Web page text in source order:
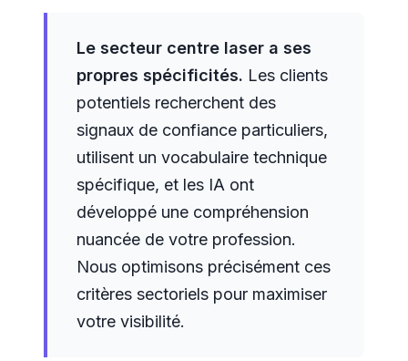
Le secteur centre laser a ses
propres spécificités. Les clients
potentiels recherchent des
signaux de confiance particuliers,
utilisent un vocabulaire technique
spécifique, et les IA ont
développé une compréhension
nuancée de votre profession.
Nous optimisons précisément ces
critères sectoriels pour maximiser
votre visibilité.